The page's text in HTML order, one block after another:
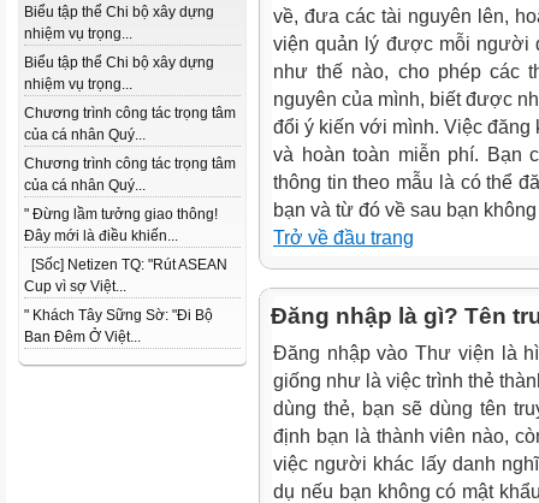
Biểu tập thể Chi bộ xây dựng
nhiệm vụ trọng...
Biểu tập thể Chi bộ xây dựng
nhiệm vụ trọng...
Chương trình công tác trọng tâm
của cá nhân Quý...
Chương trình công tác trọng tâm
của cá nhân Quý...
" Đừng lầm tưởng giao thông!
Đây mới là điều khiến...
[Sốc] Netizen TQ: "Rút ASEAN
Cup vì sợ Việt...
" Khách Tây Sững Sờ: "Đi Bộ
Ban Đêm Ở Việt...
về, đưa các tài nguyên lên,
viện quản lý được mỗi người
như thế nào, cho phép các
nguyên của mình, biết được
đổi ý kiến với mình. Việc
và hoàn toàn miễn phí. Bạn
thông tin theo mẫu là có thể
bạn và từ đó về sau bạn
Trở về đầu trang
Đăng nhập là gì? Tên
Đăng nhập vào Thư viện là
giống như là việc trình thẻ
dùng thẻ, bạn sẽ dùng tên
định bạn là thành viên nào,
việc người khác lấy danh
dụ nếu bạn không có mật